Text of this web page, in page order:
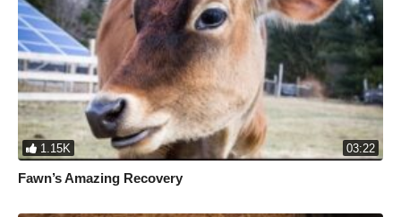
1.15K 03:22
Fawn’s Amazing Recovery